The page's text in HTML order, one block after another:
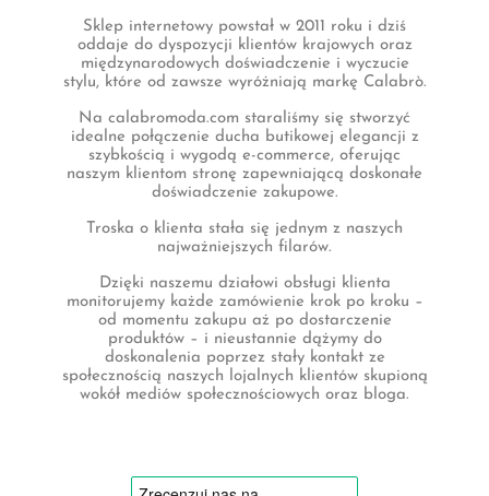
Sklep internetowy powstał w 2011 roku i dziś
oddaje do dyspozycji klientów krajowych oraz
międzynarodowych doświadczenie i wyczucie
stylu, które od zawsze wyróżniają markę Calabrò.
Na calabromoda.com staraliśmy się stworzyć
idealne połączenie ducha butikowej elegancji z
szybkością i wygodą e-commerce, oferując
naszym klientom stronę zapewniającą doskonałe
doświadczenie zakupowe.
Troska o klienta stała się jednym z naszych
najważniejszych filarów.
Dzięki naszemu działowi obsługi klienta
monitorujemy każde zamówienie krok po kroku –
od momentu zakupu aż po dostarczenie
produktów – i nieustannie dążymy do
doskonalenia poprzez stały kontakt ze
społecznością naszych lojalnych klientów skupioną
wokół mediów społecznościowych oraz bloga.